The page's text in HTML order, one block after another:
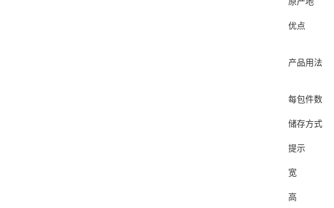
优点
产品用法
每包件数
储存方式
提示
宽
高